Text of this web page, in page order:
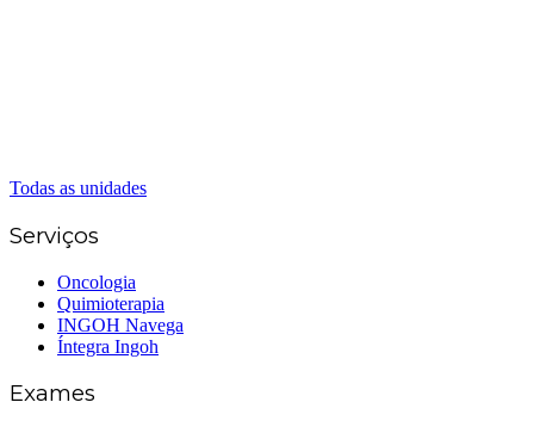
Todas as unidades
Serviços
Oncologia
Quimioterapia
INGOH Navega
Íntegra Ingoh
Exames